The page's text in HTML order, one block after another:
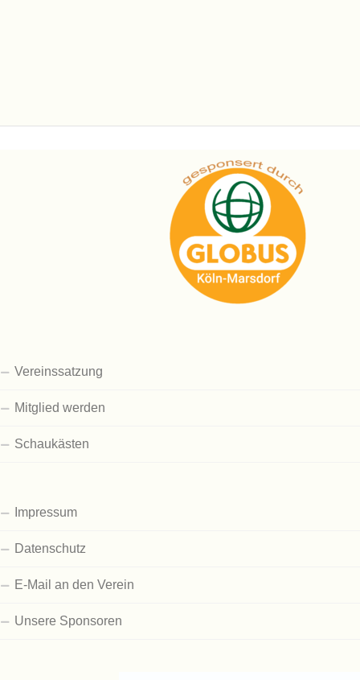
Vereinssatzung
Mitglied werden
Schaukästen
Impressum
Datenschutz
E-Mail an den Verein
Unsere Sponsoren